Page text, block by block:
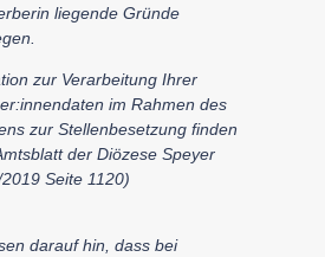
liegende Gründe
zur Verarbeitung Ihrer
im Rahmen des
zur Stellenbesetzung finden
der Diözese Speyer
Seite 1120)
darauf hin, dass bei